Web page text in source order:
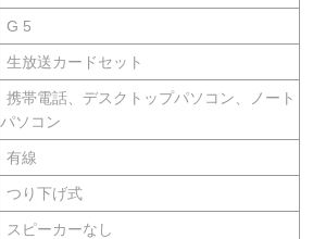
G 5
生放送カードセット
携帯電話、デスクトップパソコン、ノート
パソコン
有線
つり下げ式
スピーカーなし